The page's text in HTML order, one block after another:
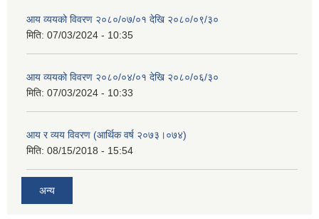
आय व्ययको विवरण २०८०/०७/०१ देखि २०८०/०९/३०
मिति: 07/03/2024 - 10:35
आय व्ययको विवरण २०८०/०४/०१ देखि २०८०/०६/३०
मिति: 07/03/2024 - 10:33
आय र व्यय विवरण (आर्थिक वर्ष २०७३।०७४)
मिति: 08/15/2018 - 15:54
अन्य